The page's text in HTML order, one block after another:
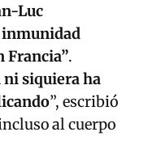
Luc
inmunidad
Francia”.
ni siquiera ha
”, escribió
al cuerpo